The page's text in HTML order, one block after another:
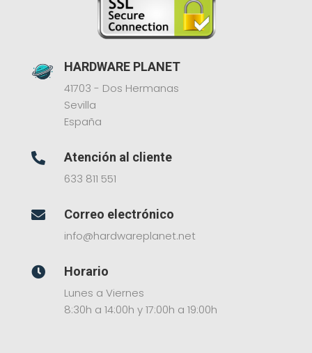
HARDWARE PLANET
41703 - Dos Hermanas
Sevilla
España

Atención al cliente
633 811 551

Correo electrónico
info@hardwareplanet.net

Horario
Lunes a Viernes
8:30h a 14:00h y 17:00h a 19:00h